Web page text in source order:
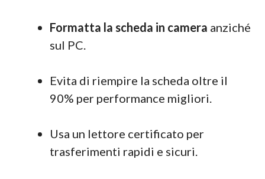
Formatta la scheda in camera anziché
sul PC.
Evita di riempire la scheda oltre il
90% per performance migliori.
Usa un lettore certificato per
trasferimenti rapidi e sicuri.